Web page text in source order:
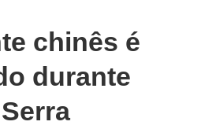
chinês é
durante